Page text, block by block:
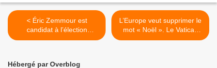
< Éric Zemmour est
candidat à l’élection
présidentielle.
L’Europe veut supprimer le
mot « Noël ». Le Vatican
s’insurge. >
Hébergé par Overblog